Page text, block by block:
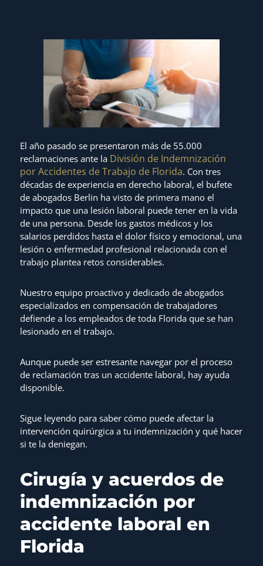
El año pasado se presentaron más de 55.000
reclamaciones ante la División de Indemnización
por Accidentes de Trabajo de Florida. Con tres
décadas de experiencia en derecho laboral, el bufete
de abogados Berlin ha visto de primera mano el
impacto que una lesión laboral puede tener en la vida
de una persona. Desde los gastos médicos y los
salarios perdidos hasta el dolor físico y emocional, una
lesión o enfermedad profesional relacionada con el
trabajo plantea retos considerables.
Nuestro equipo proactivo y dedicado de abogados
especializados en compensación de trabajadores
defiende a los empleados de toda Florida que se han
lesionado en el trabajo.
Aunque puede ser estresante navegar por el proceso
de reclamación tras un accidente laboral, hay ayuda
disponible.
Sigue leyendo para saber cómo puede afectar la
intervención quirúrgica a tu indemnización y qué hacer
si te la deniegan.
Cirugía y acuerdos de
indemnización por
accidente laboral en
Florida